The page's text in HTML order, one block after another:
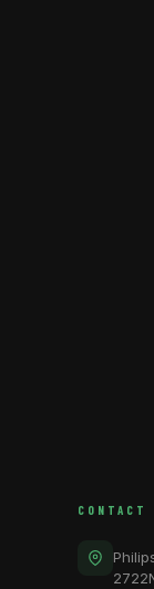
CONTACT